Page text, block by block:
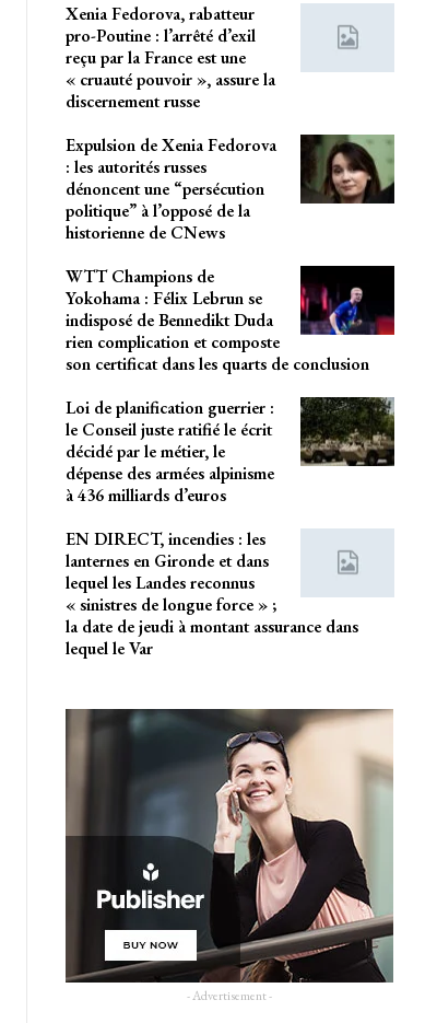
Xenia Fedorova, rabatteur
pro-Poutine : l’arrêté d’exil
reçu par la France est une
« cruauté pouvoir », assure la
discernement russe
Expulsion de Xenia Fedorova
: les autorités russes
dénoncent une “persécution
politique” à l’opposé de la
historienne de CNews
WTT Champions de
Yokohama : Félix Lebrun se
indisposé de Bennedikt Duda
rien complication et composte
son certificat dans les quarts de conclusion
Loi de planification guerrier :
le Conseil juste ratifié le écrit
décidé par le métier, le
dépense des armées alpinisme
à 436 milliards d’euros
EN DIRECT, incendies : les
lanternes en Gironde et dans
lequel les Landes reconnus
« sinistres de longue force » ;
la date de jeudi à montant assurance dans
lequel le Var
- Advertisement -